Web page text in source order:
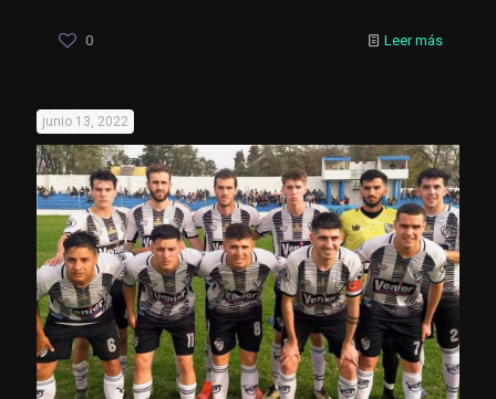
0 Leer más
junio 13, 2022